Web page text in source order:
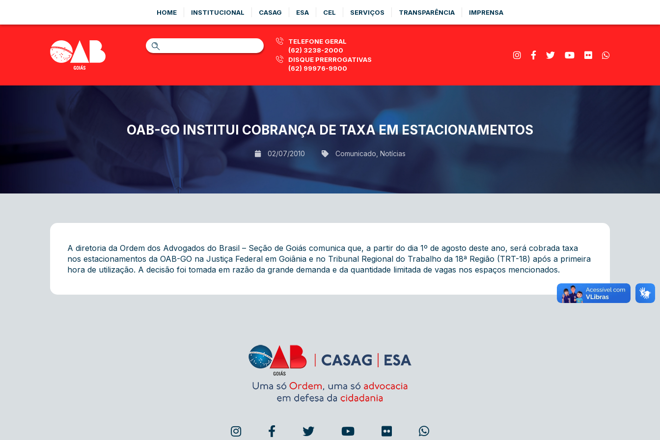
HOME INSTITUCIONAL CASAG ESA CEL SERVIÇOS TRANSPARÊNCIA IMPRENSA
TELEFONE GERAL
(62) 3238-2000
DISQUE PRERROGATIVAS
(62) 99976-9900
OAB-GO INSTITUI COBRANÇA DE TAXA EM ESTACIONAMENTOS
02/07/2010 Comunicado Notícias
A diretoria da Ordem dos Advogados do Brasil – Seção de Goiás comunica que, a partir do dia 1º de agosto deste ano, será cobrada taxa
nos estacionamentos da OAB-GO na Justiça Federal em Goiânia e no Tribunal Regional do Trabalho da 18ª Região (TRT-18) após a primeira
hora de utilização. A decisão foi tomada em razão da grande demanda e da quantidade limitada de vagas nos espaços mencionados.